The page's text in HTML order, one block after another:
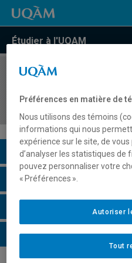
Étudier à l'UQAM
COURS//
décisions
Description du cours
Horaire - Été 2026
Horaire - Automne 2026
Horaire - Hiver 2027
Préférences en matière de
Nous utilisons des témoins
informations qui nous
expérience sur le site, de
d’analyser les statistiques de
pouvez personnaliser votre
« Préférences ».
Tout
Autoriser